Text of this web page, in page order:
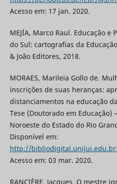
Acesso em: 17 jan. 2020.
MEJÍA, Marco Raul. Educação
do Sul: cartografias da
& João Editores, 2018.
MORAES, Marileia Gollo de.
inscrições de suas heranças:
distanciamentos na educação
Tese (Doutorado em Educação)
Noroeste do Estado do Rio
Disponível em:
http://
Acesso em: 03 mar. 2020.
RANCIÈRE, Jacques. O mestre